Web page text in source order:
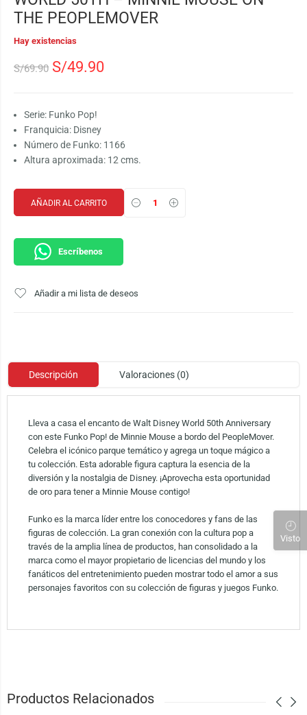
THE PEOPLEMOVER
Hay existencias
S/69.90 S/49.90
Serie: Funko Pop!
Franquicia: Disney
Número de Funko: 1166
Altura aproximada: 12 cms.
AÑADIR AL CARRITO
Escríbenos
Añadir a mi lista de deseos
Descripción Valoraciones (0)
Lleva a casa el encanto de Walt Disney World 50th Anniversary
con este Funko Pop! de Minnie Mouse a bordo del PeopleMover.
Celebra el icónico parque temático y agrega un toque mágico a
tu colección. Esta adorable figura captura la esencia de la
diversión y la nostalgia de Disney. ¡Aprovecha esta oportunidad
de oro para tener a Minnie Mouse contigo!
Funko es la marca líder entre los conocedores y fans de las
figuras de colección. La gran conexión con la cultura pop a
través de la amplia línea de productos, han consolidado a la
marca como el mayor propietario de licencias del mundo y los
fanáticos del entretenimiento pueden mostrar todo el amor a sus
personajes favoritos con su colección de figuras y juegos Funko.
Productos Relacionados
Visto